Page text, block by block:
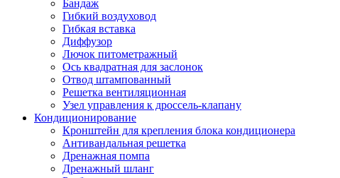
Бандаж
Гибкий воздуховод
Гибкая вставка
Диффузор
Лючок питометражный
Ось квадратная для заслонок
Отвод штампованный
Решетка вентиляционная
Узел управления к дроссель-клапану
Кондиционирование
Кронштейн для крепления блока кондиционера
Антивандальная решетка
Дренажная помпа
Дренажный шланг